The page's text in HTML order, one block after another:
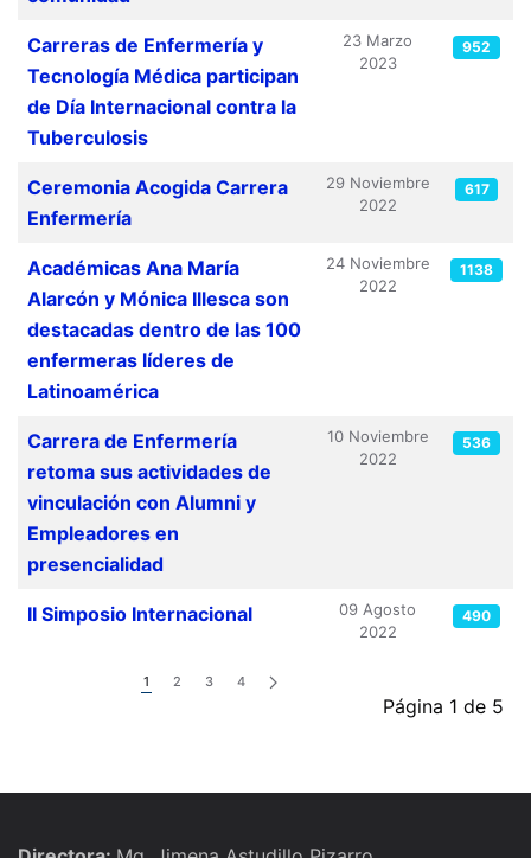
Carreras de Enfermería y
Tecnología Médica participan
de Día Internacional contra la
Tuberculosis
23 Marzo
2023
952
Ceremonia Acogida Carrera
Enfermería
29 Noviembre
2022
617
Académicas Ana María
Alarcón y Mónica Illesca son
destacadas dentro de las 100
enfermeras líderes de
Latinoamérica
24 Noviembre
2022
1138
Carrera de Enfermería
retoma sus actividades de
vinculación con Alumni y
Empleadores en
presencialidad
10 Noviembre
2022
536
II Simposio Internacional
09 Agosto
2022
490
Página 1 de 5
1 2 3 4